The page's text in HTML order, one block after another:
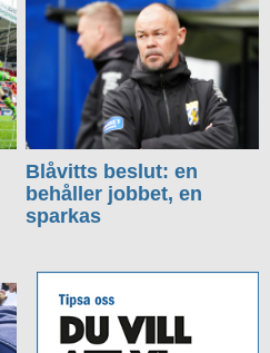
Blåvitts beslut: en
behåller jobbet, en
sparkas